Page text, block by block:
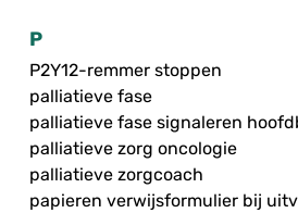
P
P2Y12-remmer stoppen
palliatieve fase
palliatieve fase signaleren
palliatieve zorg oncologie
palliatieve zorgcoach
papieren verwijsformulier bij